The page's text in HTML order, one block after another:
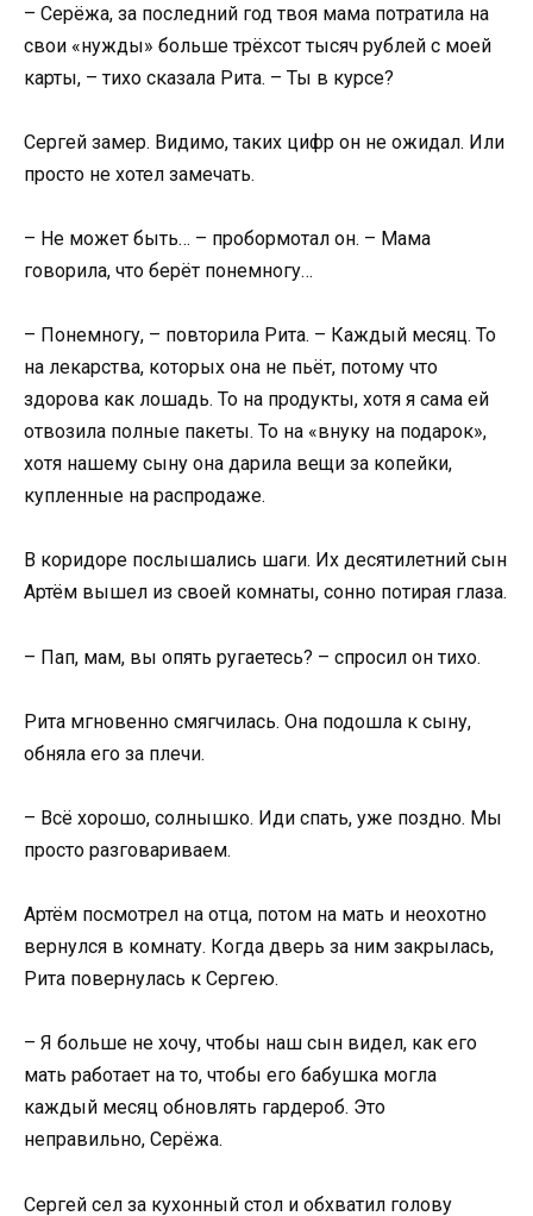
– Серёжа, за последний год твоя мама потратила на
свои «нужды» больше трёхсот тысяч рублей с моей
карты, – тихо сказала Рита. – Ты в курсе?
Сергей замер. Видимо, таких цифр он не ожидал. Или
просто не хотел замечать.
– Не может быть… – пробормотал он. – Мама
говорила, что берёт понемногу…
– Понемногу, – повторила Рита. – Каждый месяц. То
на лекарства, которых она не пьёт, потому что
здорова как лошадь. То на продукты, хотя я сама ей
отвозила полные пакеты. То на «внуку на подарок»,
хотя нашему сыну она дарила вещи за копейки,
купленные на распродаже.
В коридоре послышались шаги. Их десятилетний сын
Артём вышел из своей комнаты, сонно потирая глаза.
– Пап, мам, вы опять ругаетесь? – спросил он тихо.
Рита мгновенно смягчилась. Она подошла к сыну,
обняла его за плечи.
– Всё хорошо, солнышко. Иди спать, уже поздно. Мы
просто разговариваем.
Артём посмотрел на отца, потом на мать и неохотно
вернулся в комнату. Когда дверь за ним закрылась,
Рита повернулась к Сергею.
– Я больше не хочу, чтобы наш сын видел, как его
мать работает на то, чтобы его бабушка могла
каждый месяц обновлять гардероб. Это
неправильно, Серёжа.
Сергей сел за кухонный стол и обхватил голову